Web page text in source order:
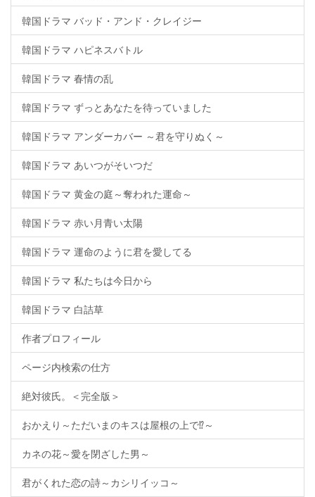
韓国ドラマ バッド・アンド・クレイジー
韓国ドラマ ハピネスバトル
韓国ドラマ 春情の乱
韓国ドラマ ずっとあなたを待っていました
韓国ドラマ アンダーカバー ～君を守りぬく～
韓国ドラマ あいつがそいつだ
韓国ドラマ 黄金の庭～奪われた運命～
韓国ドラマ 赤い月青い太陽
韓国ドラマ 運命のように君を愛してる
韓国ドラマ 私たちは今日から
韓国ドラマ 白詰草
作者プロフィール
ページ内検索の仕方
絶対彼氏。＜完全版＞
おかえり～ただいまのキスは屋根の上で⁉～
カネの花～愛を閉ざした男～
君がくれた恋の詩～カシリイッコ～